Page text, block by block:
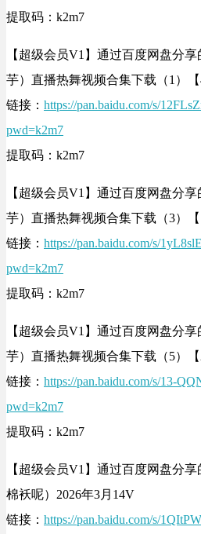
提取码：k2m7
【超级会员V1】通过百度网盘分
芋）直播热舞视频合集下载（1）
链接： https://pan.baidu.com/s/
pwd=k2m7
提取码：k2m7
【超级会员V1】通过百度网盘分
芋）直播热舞视频合集下载（3）
链接： https://pan.baidu.com/s/
pwd=k2m7
提取码：k2m7
【超级会员V1】通过百度网盘分
芋）直播热舞视频合集下载（5）
链接： https://pan.baidu.com/s/13-
pwd=k2m7
提取码：k2m7
【超级会员V1】通过百度网盘分
棉袄呢）2026年3月14V
链接： https://pan.baidu.com/s/